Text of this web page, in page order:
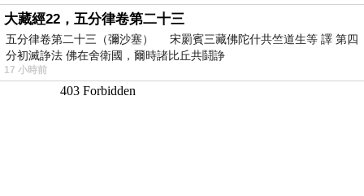
大藏經22，五分律卷第二十三
五分律卷第二十三（彌沙塞） 宋罽賓三藏佛陀什共竺道生等 譯 第四
分初滅諍法 佛在舍衛國，爾時諸比丘共鬪諍
17 小時前